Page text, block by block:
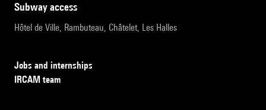
subway access
Hôtel de Ville, Rambuteau, Châtelet, Les Halles
Jobs and internships
IRCAM team